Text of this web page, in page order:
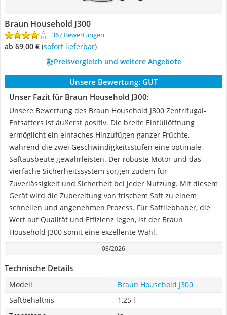
Braun Household J300
367 Bewertungen
ab 69,00 € ( Sofort lieferbar)
Preisvergleich und weitere Angebote
Unsere Bewertung: GUT
Unser Fazit für Braun Household J300:
Unsere Bewertung des Braun Household J300 Zentrifugal-
Entsafters ist äußerst positiv. Die breite Einfüllöffnung
ermöglicht ein einfaches Hinzufügen ganzer Früchte,
während die zwei Geschwindigkeitsstufen eine optimale
Saftausbeute gewährleisten. Der robuste Motor und das
vierfache Sicherheitssystem sorgen zudem für
Zuverlässigkeit und Sicherheit bei jeder Nutzung. Mit diesem
Gerät wird die Zubereitung von frischem Saft zu einem
schnellen und angenehmen Prozess. Für Saftliebhaber, die
Wert auf Qualität und Effizienz legen, ist der Braun
Household J300 somit eine exzellente Wahl.
08/2026
Technische Details
Modell
Braun Household J300
Saftbehältnis
1,25 l